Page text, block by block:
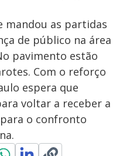
mandou as partidas
de público na área
pavimento estão
Com o reforço
espera que
voltar a receber a
o confronto